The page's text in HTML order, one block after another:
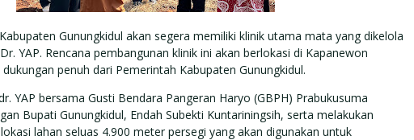
Gunungkidul akan segera memiliki klinik utama mata yang dikelola
YAP. Rencana pembangunan klinik ini akan berlokasi di Kapanewon
penuh dari Pemerintah Kabupaten Gunungkidul.
YAP bersama Gusti Bendara Pangeran Haryo (GBPH) Prabukusuma
Bupati Gunungkidul, Endah Subekti Kuntariningsih, serta melakukan
lahan seluas 4.900 meter persegi yang akan digunakan untuk